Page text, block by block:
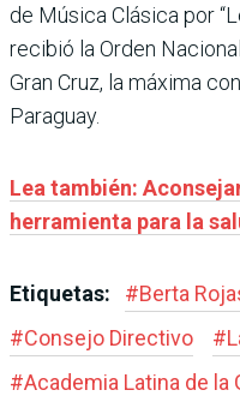
de Música Clásica por
recibió la Orden
Gran Cruz, la máxima
Paraguay.
Lea también:
herramienta para la
Etiquetas: #Berta
#Consejo Directivo #
#Academia Latina de la